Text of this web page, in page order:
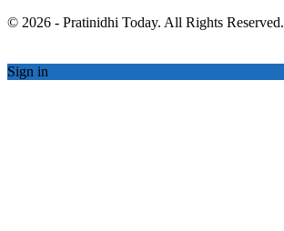
© 2026 - Pratinidhi Today. All Rights Reserved.
Sign in